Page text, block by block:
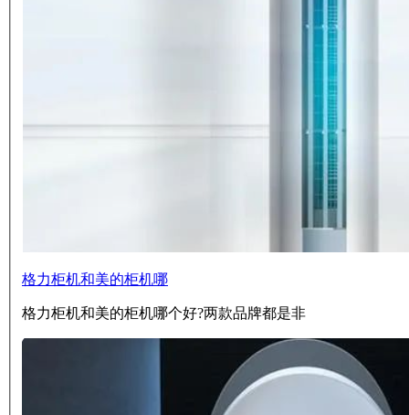
格力柜机和美的柜机哪
格力柜机和美的柜机哪个好?两款品牌都是非